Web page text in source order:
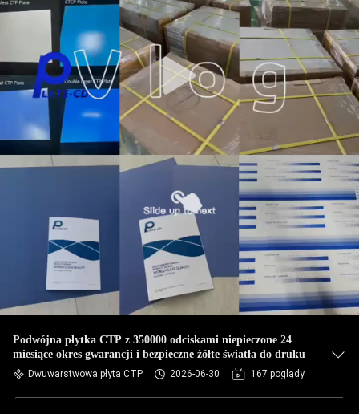
Podwójna płytka CTP z 350000 odciskami niepieczone 24
miesiące okres gwarancji i bezpieczne żółte światła do druku
Dwuwarstwowa płyta CTP 2026-06-30 167 poglądy